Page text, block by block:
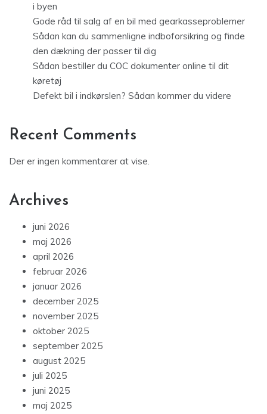
i byen
Gode råd til salg af en bil med gearkasseproblemer
Sådan kan du sammenligne indboforsikring og finde
den dækning der passer til dig
Sådan bestiller du COC dokumenter online til dit
køretøj
Defekt bil i indkørslen? Sådan kommer du videre
Recent Comments
Der er ingen kommentarer at vise.
Archives
juni 2026
maj 2026
april 2026
februar 2026
januar 2026
december 2025
november 2025
oktober 2025
september 2025
august 2025
juli 2025
juni 2025
maj 2025